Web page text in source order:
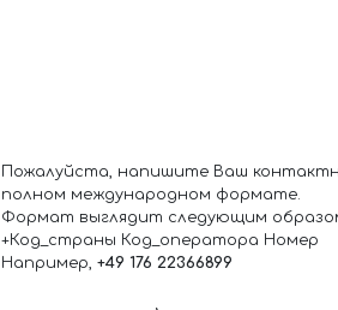
Пожалуйста, напишите Ваш
полном международном формате.
Формат выглядит следующим
+Код_страны Код_оператора Номер
Например, +49 176 22366899